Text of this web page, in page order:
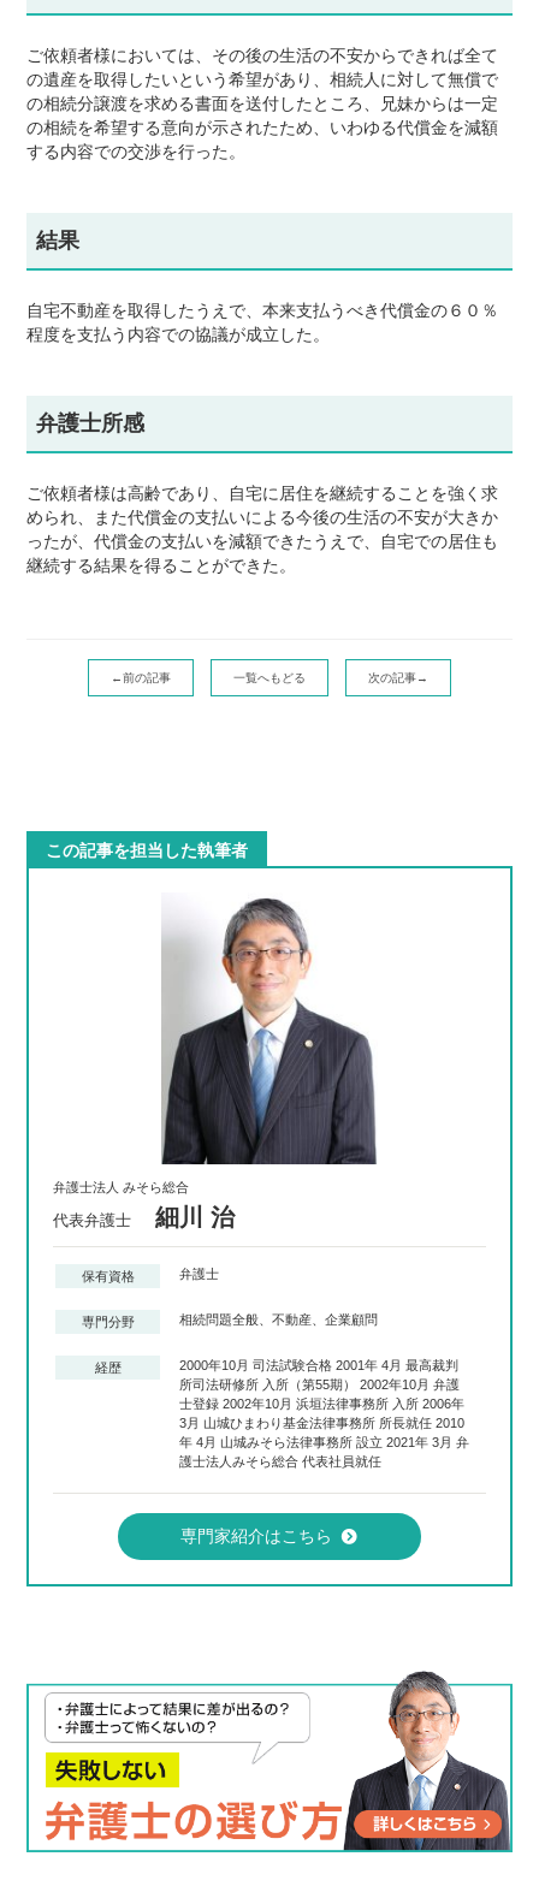
ご依頼者様においては、その後の生活の不安からできれば全て
の遺産を取得したいという希望があり、相続人に対して無償で
の相続分譲渡を求める書面を送付したところ、兄妹からは一定
の相続を希望する意向が示されたため、いわゆる代償金を減額
する内容での交渉を行った。
結果
自宅不動産を取得したうえで、本来支払うべき代償金の６０％
程度を支払う内容での協議が成立した。
弁護士所感
ご依頼者様は高齢であり、自宅に居住を継続することを強く求
められ、また代償金の支払いによる今後の生活の不安が大きか
ったが、代償金の支払いを減額できたうえで、自宅での居住も
継続する結果を得ることができた。
←前の記事 一覧へもどる 次の記事→
この記事を担当した執筆者
弁護士法人 みそら総合
代表弁護士 細川 治
保有資格 弁護士
専門分野 相続問題全般、不動産、企業顧問
経歴
2000年10月 司法試験合格 2001年 4月 最高裁判
所司法研修所 入所（第55期） 2002年10月 弁護
士登録 2002年10月 浜垣法律事務所 入所 2006年
3月 山城ひまわり基金法律事務所 所長就任 2010
年 4月 山城みそら法律事務所 設立 2021年 3月 弁
護士法人みそら総合 代表社員就任
専門家紹介はこちら